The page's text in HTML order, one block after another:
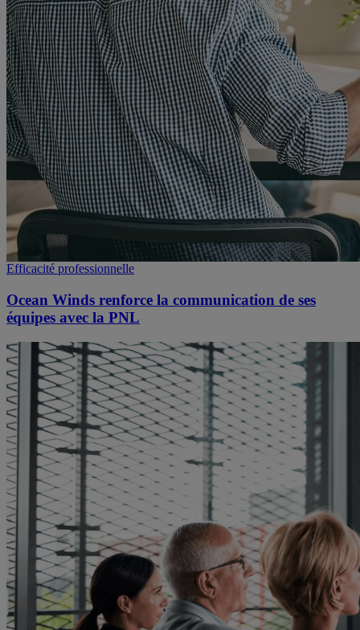
Efficacité professionnelle
Ocean Winds renforce la communication de ses
équipes avec la PNL